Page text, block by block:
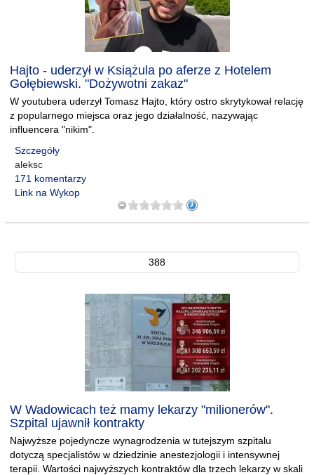
Hajto - uderzył w Książula po aferze z Hotelem
Gołębiewski. "Dożywotni zakaz"
W youtubera uderzył Tomasz Hajto, który ostro skrytykował relację
z popularnego miejsca oraz jego działalność, nazywając
influencera "nikim".
Szczegóły
aleksc
171 komentarzy
Link na Wykop
388
W Wadowicach też mamy lekarzy "milionerów".
Szpital ujawnił kontrakty
Najwyższe pojedyncze wynagrodzenia w tutejszym szpitalu
dotyczą specjalistów w dziedzinie anestezjologii i intensywnej
terapii. Wartości najwyższych kontraktów dla trzech lekarzy w skali